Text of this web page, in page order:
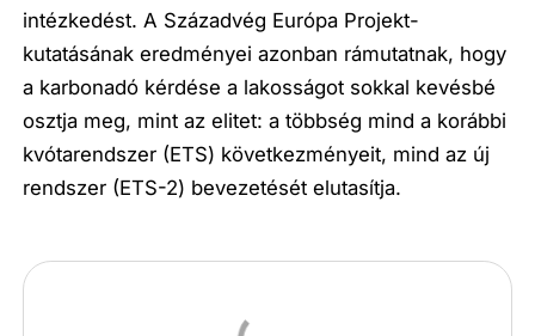
intézkedést. A Századvég Európa Projekt-
kutatásának eredményei azonban rámutatnak, hogy
a karbonadó kérdése a lakosságot sokkal kevésbé
osztja meg, mint az elitet: a többség mind a korábbi
kvótarendszer (ETS) következményeit, mind az új
rendszer (ETS-2) bevezetését elutasítja.